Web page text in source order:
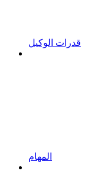
قدرات الوكيل
المهام